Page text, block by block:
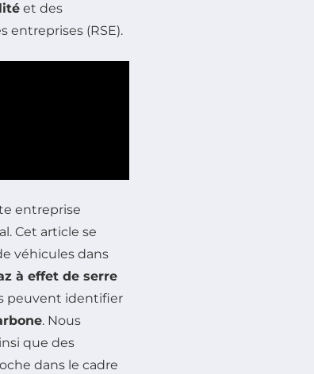
et des
entreprises (RSE).
entreprise
Cet article se
véhicules dans
à effet de serre
peuvent identifier
. Nous
que des
dans le cadre